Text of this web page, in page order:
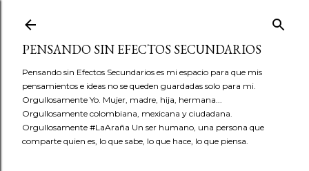
PENSANDO SIN EFECTOS SECUNDARIOS
Pensando sin Efectos Secundarios es mi espacio para que mis
pensamientos e ideas no se queden guardadas solo para mi.
Orgullosamente Yo. Mujer, madre, hija, hermana...
Orgullosamente colombiana, mexicana y ciudadana.
Orgullosamente #LaAraña Un ser humano, una persona que
comparte quien es, lo que sabe, lo que hace, lo que piensa.